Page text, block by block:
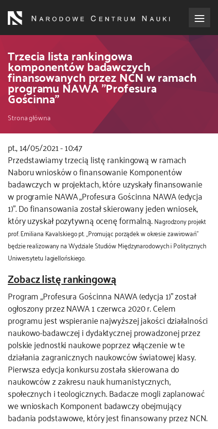
treści
dla wnioskodawców
dla realizujących projekty
efekty NCN
współpraca międzynarodowa
nagroda NCN
kontakt
Trzecia lista rankingowa
komponentów badawczych
finansowanych przez NCN w ramach
programu NAWA "Profesura
Gościnna"
Ścieżka
nawigacyjna
Strona główna
pt., 14/05/2021 - 10:47
Przedstawiamy trzecią listę rankingową w ramach
Naboru wniosków o finansowanie Komponentów
badawczych w projektach, które uzyskały finansowanie
w programie NAWA „Profesura Gościnna NAWA (edycja
1)”. Do finansowania został skierowany jeden wniosek,
który uzyskał pozytywną ocenę formalną. Nagrodzony projekt
prof. Emiliana Kavalskiego pt. „Promując porządek w okresie zawirowań”
będzie realizowany na Wydziale Studiów Międzynarodowych i Politycznych
Uniwersytetu Jagiellońskiego.
Zobacz listę rankingową
Program „Profesura Gościnna NAWA (edycja 1)” został
ogłoszony przez NAWA 1 czerwca 2020 r. Celem
programu jest wspieranie najwyższej jakości działalności
naukowo-badawczej i dydaktycznej prowadzonej przez
polskie jednostki naukowe poprzez włączenie w te
działania zagranicznych naukowców światowej klasy.
Pierwsza edycja konkursu została skierowana do
naukowców z zakresu nauk humanistycznych,
społecznych i teologicznych. Badacze mogli zaplanować
we wnioskach Komponent badawczy obejmujący
badania podstawowe, który jest finansowany przez NCN.